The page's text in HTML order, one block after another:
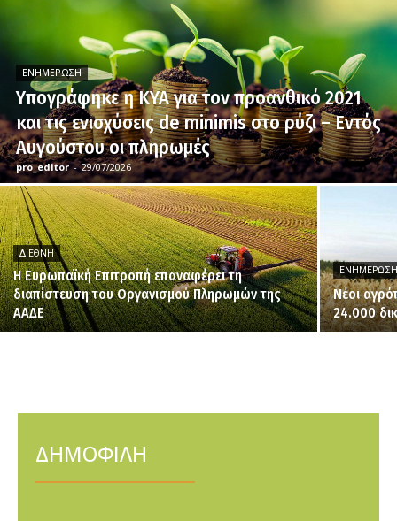
ΕΝΗΜΈΡΩΣΗ
Υπογράφηκε η ΚΥΑ για τον προανθικό 2021
και τις ενισχύσεις de minimis στο ρύζι – Εντός
Αυγούστου οι πληρωμές
pro_editor - 29/07/2026
ΔΙΕΘΝΉ
H Ευρωπαϊκή Επιτροπή επαναφέρει τη
διαπίστευση του Οργανισμού Πληρωμών της
ΑΑΔΕ
Νέοι
24.000
ΔΗΜΟΦΙΛΗ